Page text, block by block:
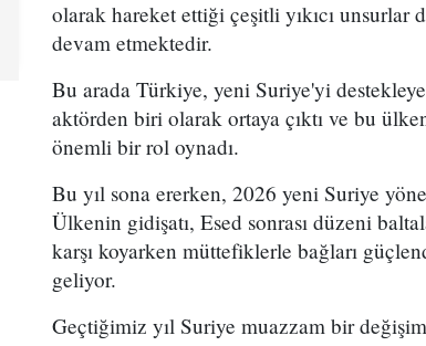
olarak hareket ettiği çeşitli yıkıcı
devam etmektedir.
Bu arada Türkiye, yeni Suriye'yi
aktörden biri olarak ortaya çıktı ve bu
önemli bir rol oynadı.
Bu yıl sona ererken, 2026 yeni Suriye
Ülkenin gidişatı, Esed sonrası düzeni
karşı koyarken müttefiklerle bağları
geliyor.
Geçtiğimiz yıl Suriye muazzam bir